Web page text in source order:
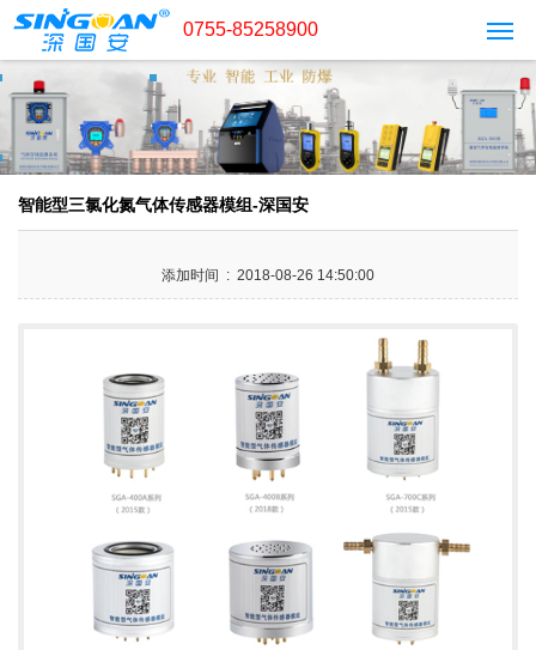
0755-85258900
智能型三氯化氮气体传感器模组-深国安
添加时间 : 2018-08-26 14:50:00